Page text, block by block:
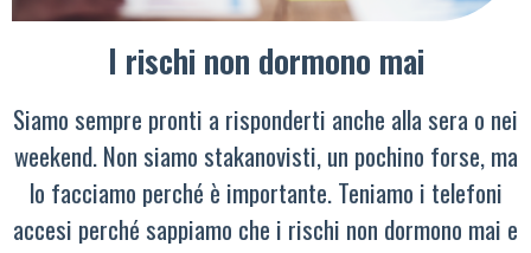
I rischi non dormono mai
Siamo sempre pronti a risponderti anche alla sera o nei
weekend. Non siamo stakanovisti, un pochino forse, ma
lo facciamo perché è importante. Teniamo i telefoni
accesi perché sappiamo che i rischi non dormono mai e